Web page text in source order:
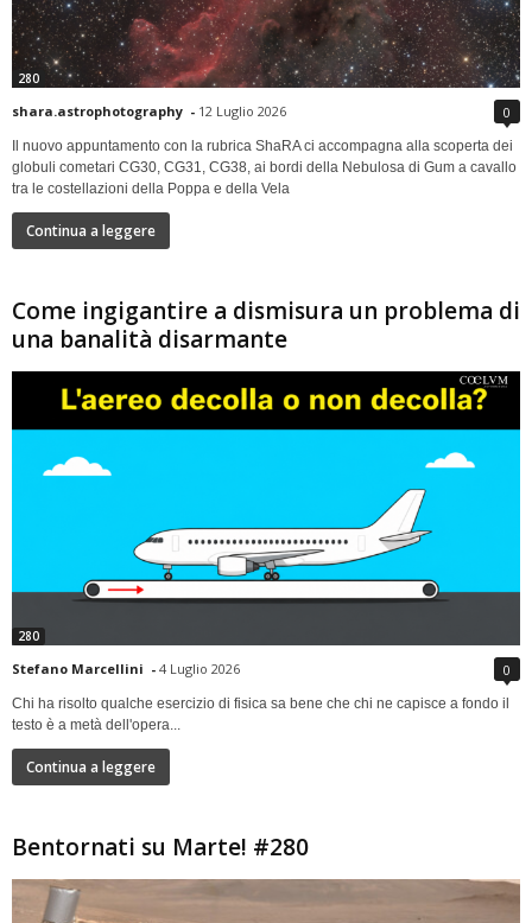
280
shara.astrophotography - 12 Luglio 2026 0
Il nuovo appuntamento con la rubrica ShaRA ci accompagna alla scoperta dei
globuli cometari CG30, CG31, CG38, ai bordi della Nebulosa di Gum a cavallo
tra le costellazioni della Poppa e della Vela
Continua a leggere
Come ingigantire a dismisura un problema di
una banalità disarmante
280
Stefano Marcellini - 4 Luglio 2026 0
Chi ha risolto qualche esercizio di fisica sa bene che chi ne capisce a fondo il
testo è a metà dell'opera...
Continua a leggere
Bentornati su Marte! #280